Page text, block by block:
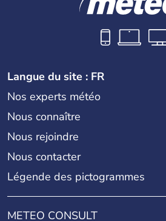
Langue du site : FR
Nos experts météo
Nous connaître
Nous rejoindre
Nous contacter
Légende des pictogrammes
METEO CONSULT